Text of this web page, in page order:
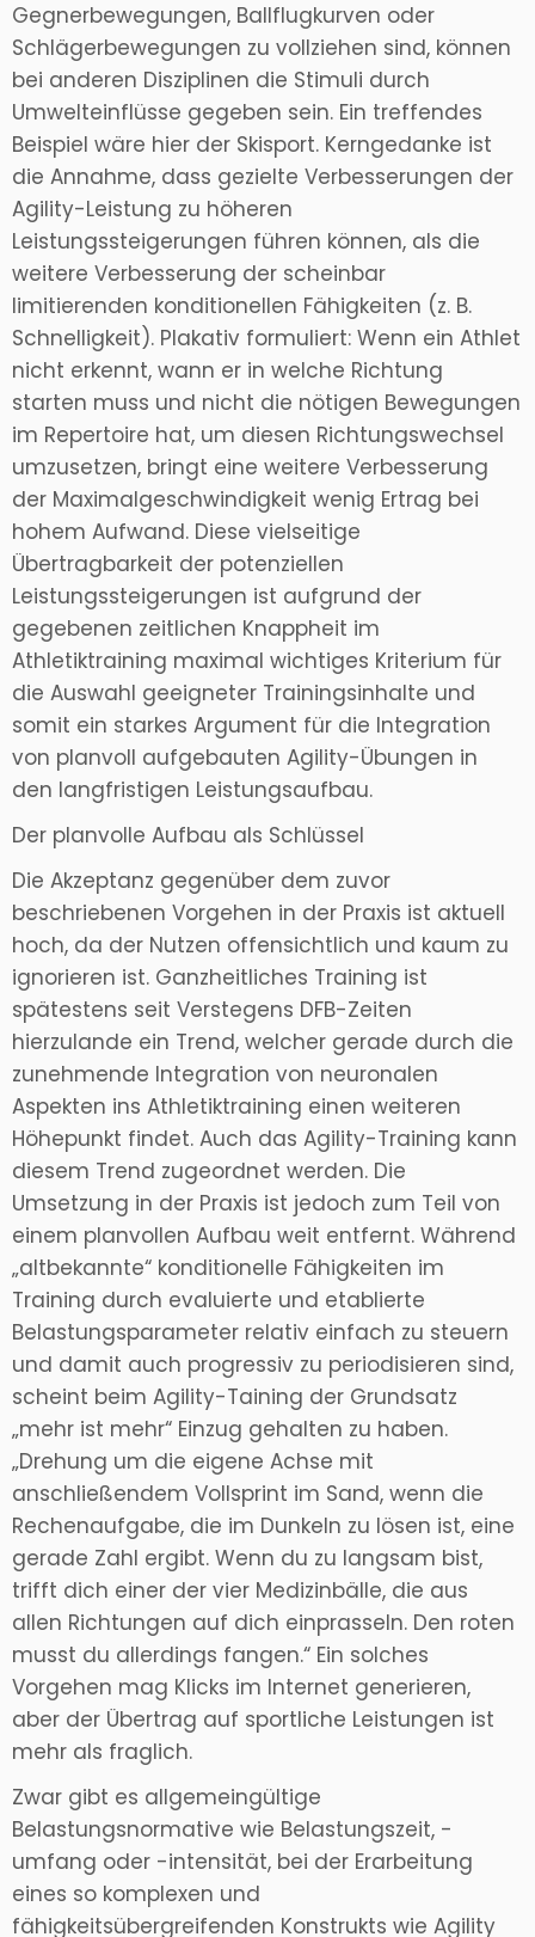
Gegnerbewegungen, Ballflugkurven oder
Schlägerbewegungen zu vollziehen sind, können
bei anderen Disziplinen die Stimuli durch
Umwelteinflüsse gegeben sein. Ein treffendes
Beispiel wäre hier der Skisport. Kerngedanke ist
die Annahme, dass gezielte Verbesserungen der
Agility-Leistung zu höheren
Leistungssteigerungen führen können, als die
weitere Verbesserung der scheinbar
limitierenden konditionellen Fähigkeiten (z. B.
Schnelligkeit). Plakativ formuliert: Wenn ein Athlet
nicht erkennt, wann er in welche Richtung
starten muss und nicht die nötigen Bewegungen
im Repertoire hat, um diesen Richtungswechsel
umzusetzen, bringt eine weitere Verbesserung
der Maximalgeschwindigkeit wenig Ertrag bei
hohem Aufwand. Diese vielseitige
Übertragbarkeit der potenziellen
Leistungssteigerungen ist aufgrund der
gegebenen zeitlichen Knappheit im
Athletiktraining maximal wichtiges Kriterium für
die Auswahl geeigneter Trainingsinhalte und
somit ein starkes Argument für die Integration
von planvoll aufgebauten Agility-Übungen in
den langfristigen Leistungsaufbau.
Der planvolle Aufbau als Schlüssel
Die Akzeptanz gegenüber dem zuvor
beschriebenen Vorgehen in der Praxis ist aktuell
hoch, da der Nutzen offensichtlich und kaum zu
ignorieren ist. Ganzheitliches Training ist
spätestens seit Verstegens DFB-Zeiten
hierzulande ein Trend, welcher gerade durch die
zunehmende Integration von neuronalen
Aspekten ins Athletiktraining einen weiteren
Höhepunkt findet. Auch das Agility-Training kann
diesem Trend zugeordnet werden. Die
Umsetzung in der Praxis ist jedoch zum Teil von
einem planvollen Aufbau weit entfernt. Während
„altbekannte“ konditionelle Fähigkeiten im
Training durch evaluierte und etablierte
Belastungsparameter relativ einfach zu steuern
und damit auch progressiv zu periodisieren sind,
scheint beim Agility-Taining der Grundsatz
„mehr ist mehr“ Einzug gehalten zu haben.
„Drehung um die eigene Achse mit
anschließendem Vollsprint im Sand, wenn die
Rechenaufgabe, die im Dunkeln zu lösen ist, eine
gerade Zahl ergibt. Wenn du zu langsam bist,
trifft dich einer der vier Medizinbälle, die aus
allen Richtungen auf dich einprasseln. Den roten
musst du allerdings fangen.“ Ein solches
Vorgehen mag Klicks im Internet generieren,
aber der Übertrag auf sportliche Leistungen ist
mehr als fraglich.
Zwar gibt es allgemeingültige
Belastungsnormative wie Belastungszeit, -
umfang oder -intensität, bei der Erarbeitung
eines so komplexen und
fähigkeitsübergreifenden Konstrukts wie Agility